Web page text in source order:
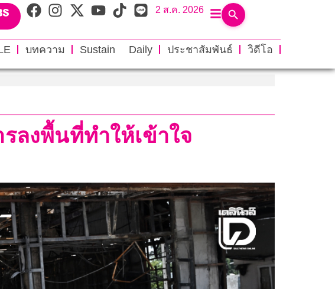
2 ส.ค. 2026
บทความ Sustain Daily ประชาสัมพันธ์
วิดีโอ
ลงพื้นที่ทำให้เข้าใจ